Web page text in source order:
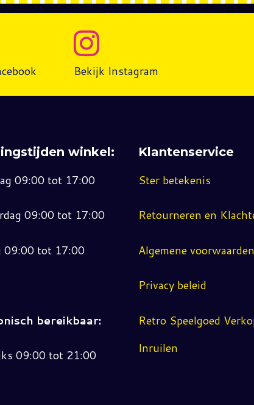
Bekijk Instagram
winkel:
09:00 tot 17:00
09:00 tot 17:00
09:00 tot 17:00
bereikbaar:
09:00 tot 21:00
Klantenservice
Ster betekenis
Retourneren en
Algemene voorwaarden
Privacy beleid
Retro Speelgoed
Inruilen